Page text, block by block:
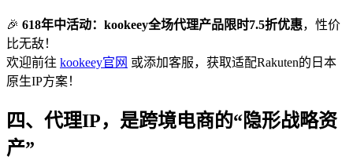
🎉 618年中活动：kookeey全场代理产品限时7.5折优惠，性价
比无敌！
欢迎前往 kookeey官网 或添加客服，获取适配Rakuten的日本
原生IP方案！
四、代理IP，是跨境电商的“隐形战略资
产”